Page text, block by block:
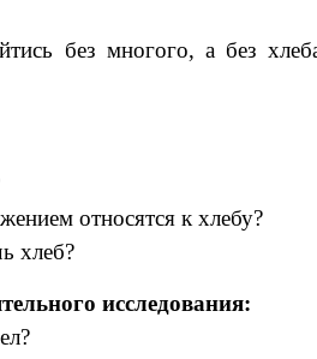
без многого, а без
относятся к хлебу?
хлеб?
исследования: